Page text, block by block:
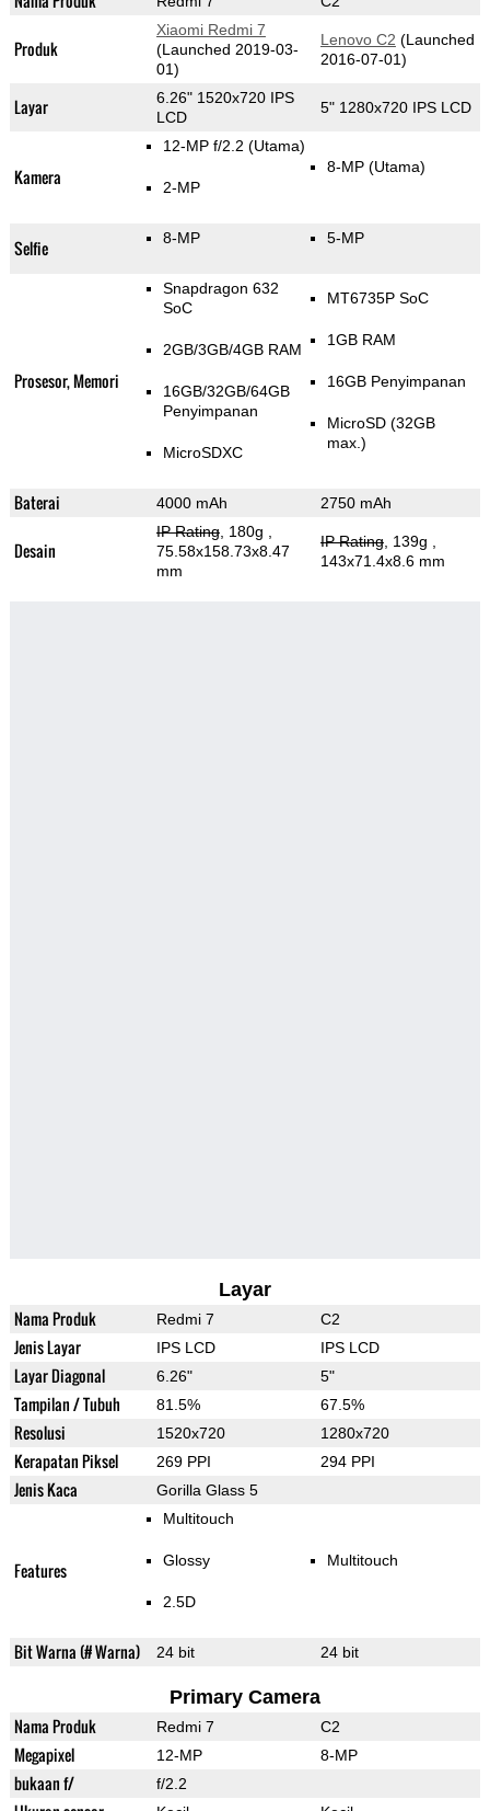
Produk
Xiaomi Redmi 7
(Launched 2019-03-
01)
Lenovo C2 (Launched
2016-07-01)
Layar
6.26" 1520x720 IPS
LCD
5" 1280x720 IPS LCD
Kamera
12-MP f/2.2 (Utama)
2-MP
8-MP (Utama)
Selfie 8-MP 5-MP
Prosesor, Memori
Snapdragon 632
SoC
2GB/3GB/4GB RAM
16GB/32GB/64GB
Penyimpanan
MicroSDXC
MT6735P SoC
1GB RAM
16GB Penyimpanan
MicroSD (32GB
max.)
Baterai 4000 mAh 2750 mAh
Desain
IP Rating, 180g
75.58x158.73x8.47
mm
IP Rating, 139g
143x71.4x8.6 mm
Layar
Nama Produk Redmi 7 C2
Jenis Layar IPS LCD IPS LCD
Layar Diagonal 6.26" 5"
Tampilan / Tubuh 81.5% 67.5%
Resolusi 1520x720 1280x720
Kerapatan Piksel 269 PPI 294 PPI
Jenis Kaca Gorilla Glass 5
Features
Multitouch
Glossy
2.5D
Multitouch
Bit Warna (# Warna) 24 bit 24 bit
Primary Camera
Nama Produk Redmi 7 C2
Megapixel 12-MP 8-MP
bukaan f/ f/2.2